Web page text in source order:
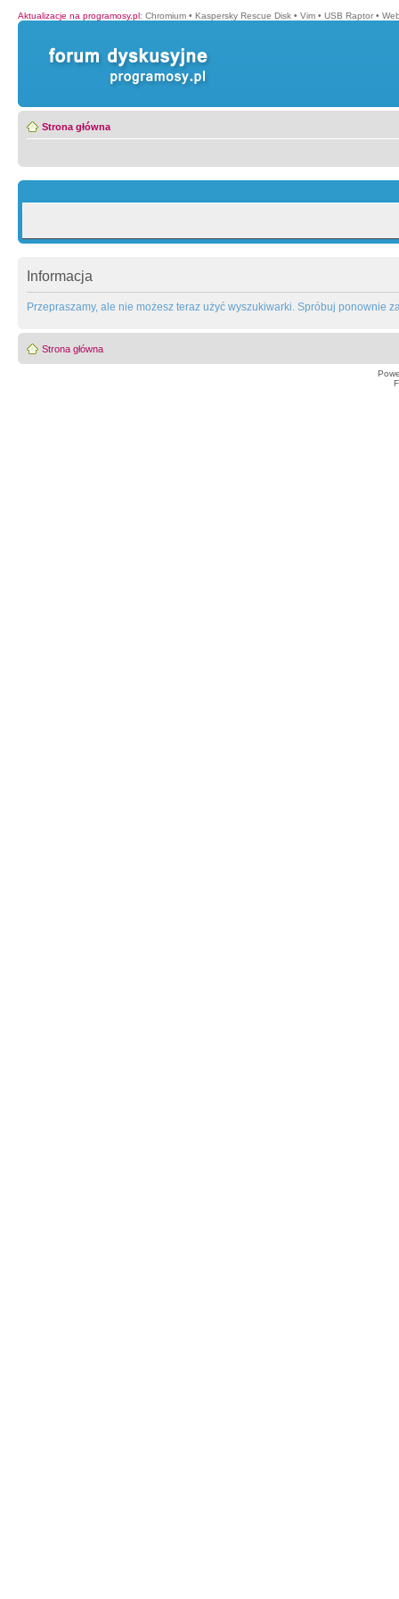
Aktualizacje na programosy.pl: Chromium • Kaspersky Rescue Disk • Vim • USB Raptor •
Strona główna
Informacja
Przepraszamy, ale nie możesz teraz użyć wyszukiwarki. Spróbuj ponownie
Strona główna